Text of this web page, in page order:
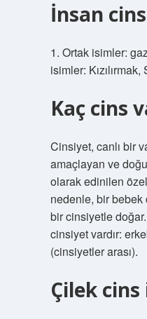
İnsan
1. Ortak isimler:
isimler:
Kaç cins
Cinsiyet, canlı bir
amaçlayan ve
olarak edinilen
nedenle, bir
bir cinsiyetle
cinsiyet vardır:
(cinsiyetler arası).
Çilek